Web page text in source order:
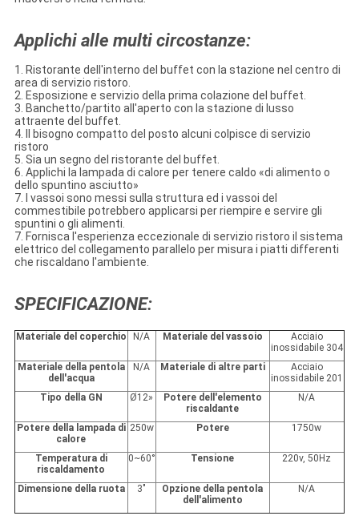
Applichi alle multi circostanze:
1. Ristorante dell'interno del buffet con la stazione nel centro di
area di servizio ristoro.
2. Esposizione e servizio della prima colazione del buffet.
3. Banchetto/partito all'aperto con la stazione di lusso
attraente del buffet.
4. Il bisogno compatto del posto alcuni colpisce di servizio
ristoro
5. Sia un segno del ristorante del buffet.
6. Applichi la lampada di calore per tenere caldo «di alimento o
dello spuntino asciutto»
7. I vassoi sono messi sulla struttura ed i vassoi del
commestibile potrebbero applicarsi per riempire e servire gli
spuntini o gli alimenti.
7. Fornisca l'esperienza eccezionale di servizio ristoro il sistema
elettrico del collegamento parallelo per misura i piatti differenti
che riscaldano l'ambiente.
SPECIFICAZIONE:
Materiale del coperchio N/A Materiale del vassoio
Acciaio
inossidabile 304
Materiale della pentola
dell'acqua
N/A Materiale di altre parti
Acciaio
inossidabile 201
Tipo della GN
Ø12»
Potere dell'elemento
riscaldante
N/A
Potere della lampada di
calore
250w Potere 1750w
Temperatura di
riscaldamento
0~60° Tensione 220v, 50Hz
Dimensione della ruota 3"
Opzione della pentola
dell'alimento
N/A